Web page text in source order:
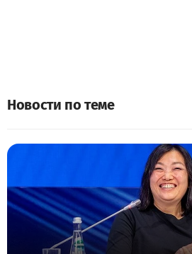
Новости по теме